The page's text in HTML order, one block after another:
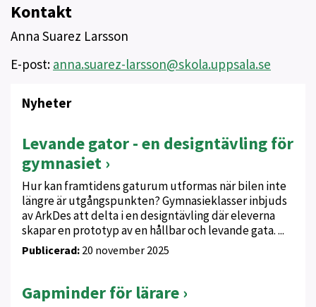
Kontakt
Anna Suarez Larsson
E-post: anna.suarez-larsson@skola.uppsala.se
Nyheter
Levande gator - en designtävling för
gymnasiet
Hur kan framtidens gaturum utformas när bilen inte
längre är utgångspunkten? Gymnasieklasser inbjuds
av ArkDes att delta i en designtävling där eleverna
skapar en prototyp av en hållbar och levande gata. ...
Publicerad: 20 november 2025
Gapminder för lärare